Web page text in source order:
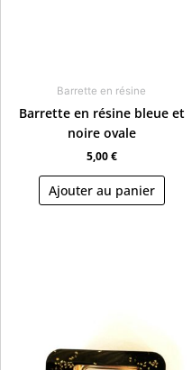
Barrette en résine
Barrette en résine bleue et
noire ovale
5,00€
Ajouter au panier